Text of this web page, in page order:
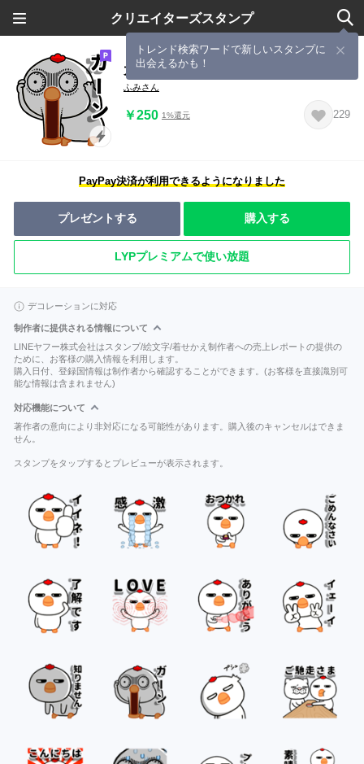
クリエイターズスタンプ
トレンド検索ワードで新しいスタンプに
出会えるかも！
大きな目のニワトリの日常生活
ふみさん
￥250 1%還元 229
PayPay決済が利用できるようになりました
プレゼントする 購入する
LYPプレミアムで使い放題
デコレーションに対応
制作者に提供される情報について
LINEヤフー株式会社はスタンプ/絵文字/着せかえ制作者への売上レポートの提供の
ために、お客様の購入情報を利用します。
購入日付、登録国情報は制作者から確認することができます。(お客様を直接識別可
能な情報は含まれません)
対応機能について
著作者の意向により非対応になる可能性があります。購入後のキャンセルはできま
せん。
スタンプをタップするとプレビューが表示されます。